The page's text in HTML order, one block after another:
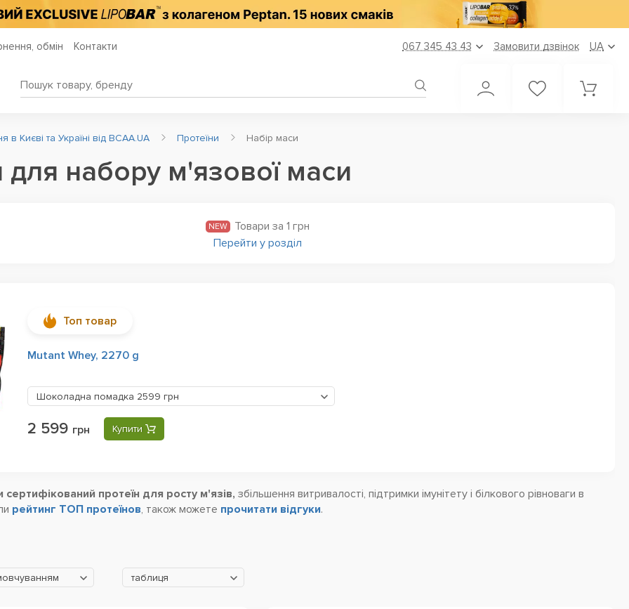
обмін Контакти 067 345 43 43 Замовити дзвінок UA
Києві та Україні від BCAA.UA Протеїни Набір маси
для набору м'язової маси
NEW
Товари за 1 грн
Перейти у розділ
Топ товар
Mutant Whey, 2270 g
Шоколадна помадка 2599 грн
2 599 грн Купити
сертифікований протеїн для росту м'язів, збільшення витривалості, підтримки імунітету і білкового рівноваги в
рейтинг ТОП протеїнов, також можете прочитати відгуки.
таблиця